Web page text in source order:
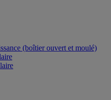
(boîtier ouvert et moulé)